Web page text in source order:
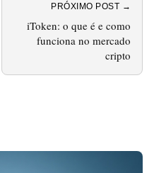
PRÓXIMO POST →
iToken: o que é e como
funciona no mercado
cripto